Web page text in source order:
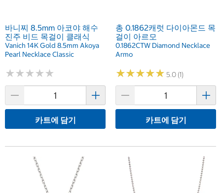
바니찌 8.5mm 아코야 해수
진주 비드 목걸이 클래식
Vanich 14K Gold 8.5mm Akoya
Pearl Necklace Classic
★★★★★
★★★★★
카트에 담기
총 0.1862캐럿 다이아몬드 목
걸이 아르모
0.1862CTW Diamond Necklace
Armo
★★★★★
★★★★★ 5.0 (1)
카트에 담기